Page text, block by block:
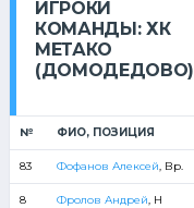
ИГРОКИ
КОМАНДЫ: ХК
МЕТАКО
(ДОМОДЕДОВО)
№ ФИО, ПОЗИЦИЯ
83 Фофанов Алексей, Вр.
8 Фролов Андрей, Н